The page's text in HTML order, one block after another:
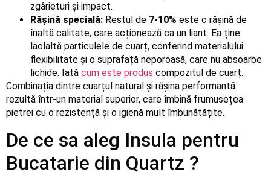
zgârieturi și impact.
Rășină specială: Restul de 7-10% este o rășină de
înaltă calitate, care acționează ca un liant. Ea ține
laolaltă particulele de cuarț, conferind materialului
flexibilitate și o suprafață neporoasă, care nu absoarbe
lichide. Iată cum este produs compozitul de cuarț.
Combinația dintre cuarțul natural și rășina performantă
rezultă într-un material superior, care îmbină frumusețea
pietrei cu o rezistență și o igienă mult îmbunătățite.
De ce sa aleg Insula pentru
Bucatarie din Quartz ?